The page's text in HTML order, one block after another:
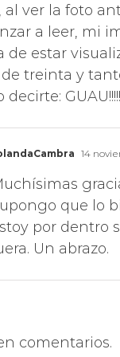
a leer, mi
de estar
treinta y
GUAU!!!!!
14
que lo
por dentro
Un abrazo.